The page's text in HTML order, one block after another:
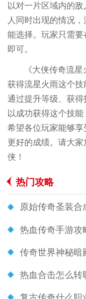
以对一片区域内的
人同时出现的情况
能选择。玩家只需
即可。
《大侠传奇流
获得流星火雨这个技
通过提升等级、获
以成功获得这个技能
希望各位玩家能够
更好的成绩。请大
侠！
热门攻略
原始传奇圣装合
热血传奇手游攻
传奇世界神秘暗
热血合击怎么转